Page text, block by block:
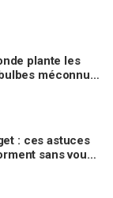
plante les
méconnus
: ces astuces
sans vous